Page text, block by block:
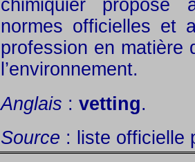
chimiquier proposé
normes officielles et
profession en matière
l’environnement.
Anglais : vetting.
Source : liste officielle